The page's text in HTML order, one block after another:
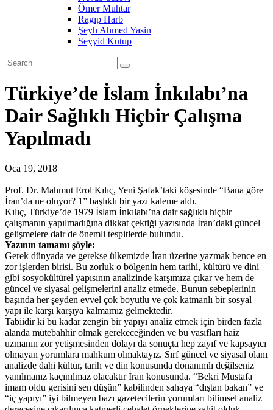
Ömer Muhtar
Ragıp Harb
Şeyh Ahmed Yasin
Seyyid Kutup
Türkiye’de İslam İnkılabı’na
Dair Sağlıklı Hiçbir Çalışma
Yapılmadı
Oca 19, 2018
Prof. Dr. Mahmut Erol Kılıç, Yeni Şafak’taki köşesinde “Bana göre
İran’da ne oluyor? 1” başlıklı bir yazı kaleme aldı.
Kılıç, Türkiye’de 1979 İslam İnkılabı’na dair sağlıklı hiçbir
çalışmanın yapılmadığına dikkat çektiği yazısında İran’daki güncel
gelişmelere dair de önemli tespitlerde bulundu.
Yazının tamamı şöyle:
Gerek dünyada ve gerekse ülkemizde İran üzerine yazmak bence en
zor işlerden birisi. Bu zorluk o bölgenin hem tarihi, kültürü ve dini
gibi sosyokültürel yapısının analizinde karşımıza çıkar ve hem de
güncel ve siyasal gelişmelerini analiz etmede. Bunun sebeplerinin
başında her şeyden evvel çok boyutlu ve çok katmanlı bir sosyal
yapı ile karşı karşıya kalmamız gelmektedir.
Tabiidir ki bu kadar zengin bir yapıyı analiz etmek için birden fazla
alanda mütebahhir olmak gerekeceğinden ve bu vasıfları haiz
uzmanın zor yetişmesinden dolayı da sonuçta hep zayıf ve kapsayıcı
olmayan yorumlara mahkum olmaktayız. Sırf güncel ve siyasal olanı
analizde dahi kültür, tarih ve din konusunda donanımlı değilseniz
yanılmanız kaçınılmaz olacaktır İran konusunda. “Bekri Mustafa
imam oldu gerisini sen düşün” kabilinden sahaya “dıştan bakan” ve
“iç yapıyı” iyi bilmeyen bazı gazetecilerin yorumları bilimsel analiz